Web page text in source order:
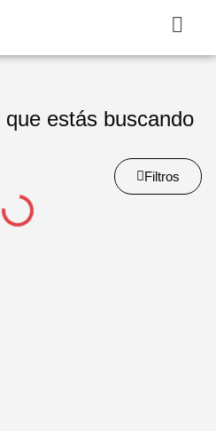
estás buscando
Filtros